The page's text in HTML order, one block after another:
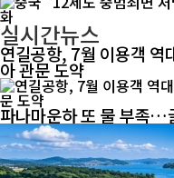
실시간뉴스
연길공항, 7월 이용객
아 관문 도약
파나마운하 또 물 부족…